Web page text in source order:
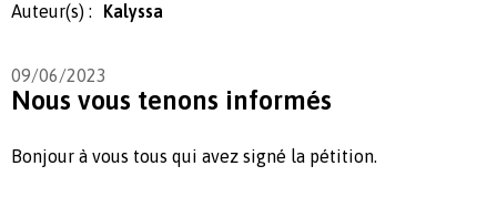
Auteur(s) : Kalyssa
09/06/2023
Nous vous tenons informés
Bonjour à vous tous qui avez signé la pétition.